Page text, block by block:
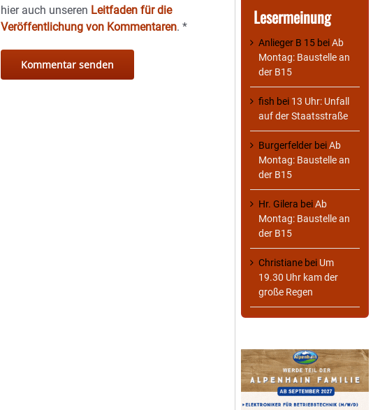
hier auch unseren Leitfaden für die
Veröffentlichung von Kommentaren.* Lesermeinung
Anlieger B 15 beiAb
Montag: Baustelle an
der B15
fish bei 13 Uhr: Unfall
auf der Staatsstraße
Burgerfelder beiAb
Montag: Baustelle an
der B15
Hr. Gilera beiAb
Montag: Baustelle an
der B15
Christiane bei Um
19.30 Uhr kam der
große Regen